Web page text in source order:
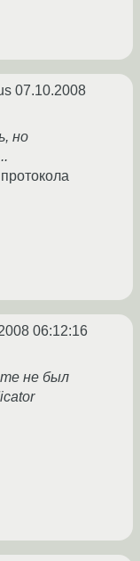
07.10.2008
но
06:12:16
не был